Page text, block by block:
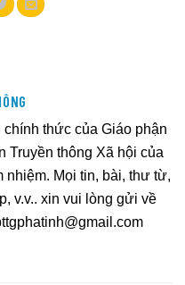
chính thức của Giáo phận
Truyền thông Xã hội của
nhiệm. Mọi tin, bài, thư từ,
v.v.. xin vui lòng gửi về